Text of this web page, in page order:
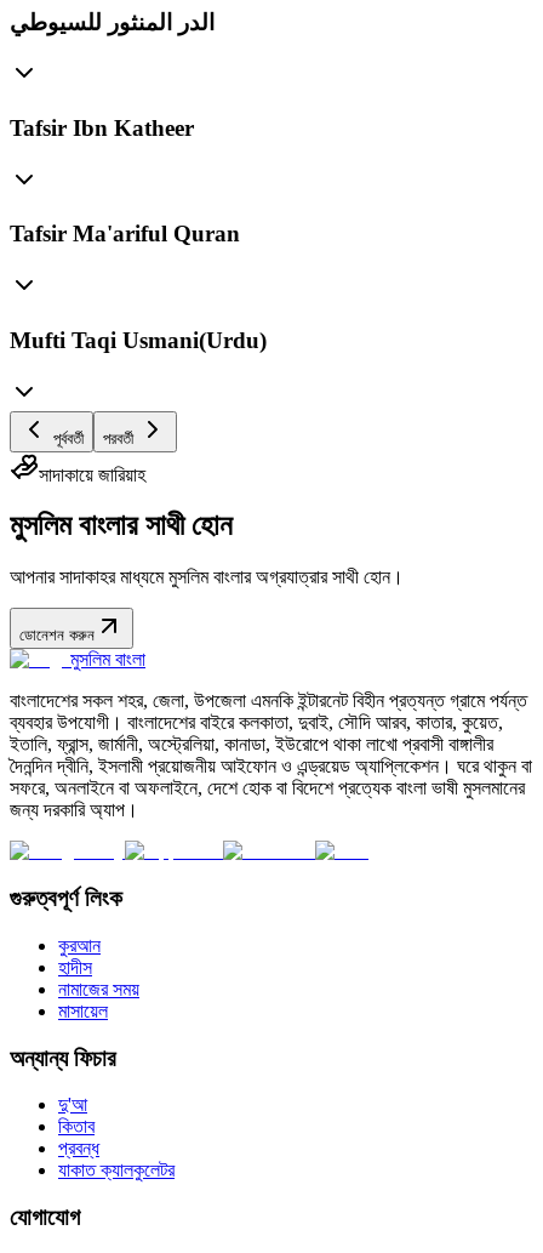
الدر المنثور للسيوطي
Tafsir Ibn Katheer
Tafsir Ma'ariful Quran
Mufti Taqi Usmani(Urdu)
পূর্ববর্তী পরবর্তী
সাদাকায়ে জারিয়াহ
মুসলিম বাংলার সাথী হোন
আপনার সাদাকাহর মাধ্যমে মুসলিম বাংলার অগ্রযাত্রার সাথী হোন।
ডোনেশন করুন
মুসলিম বাংলা
বাংলাদেশের সকল শহর, জেলা, উপজেলা এমনকি ইন্টারনেট বিহীন প্রত্যন্ত গ্রামে পর্যন্ত
ব্যবহার উপযোগী। বাংলাদেশের বাইরে কলকাতা, দুবাই, সৌদি আরব, কাতার, কুয়েত,
ইতালি, ফ্রান্স, জার্মানী, অস্ট্রেলিয়া, কানাডা, ইউরোপে থাকা লাখো প্রবাসী বাঙ্গালীর
দৈনন্দিন দ্বীনি, ইসলামী প্রয়োজনীয় আইফোন ও এন্ড্রয়েড অ্যাপ্লিকেশন। ঘরে থাকুন বা
সফরে, অনলাইনে বা অফলাইনে, দেশে হোক বা বিদেশে প্রত্যেক বাংলা ভাষী মুসলমানের
জন্য দরকারি অ্যাপ।
গুরুত্বপূর্ণ লিংক
কুরআন
হাদীস
নামাজের সময়
মাসায়েল
অন্যান্য ফিচার
দু'আ
কিতাব
প্রবন্ধ
যাকাত ক্যালকুলেটর
যোগাযোগ